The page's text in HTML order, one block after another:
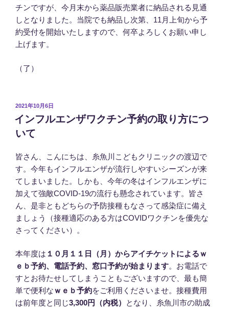
チンですが、今月末から薬品販売業者に納品される見通
しとなりました。当院でも納品し次第、11月上旬から予
約受付を開始いたしますので、何卒よろしくお願い申し
上げます。
（了）
投
日:
2021年10月6日
インフルエンザワクチン予約の取り方につ
いて
皆さん、こんにちは、糸魚川こどもクリニックの渡辺で
す。今年もインフルエンザが流行しやすいシーズンが来
てしまいました。しかも、今年の冬はインフルエンザに
加えて強敵COVID-19の流行も懸念されています。皆さ
ん、是非ともどちらの予防接種もなさって感染症に備え
ましょう（接種適応のある方はCOVIDワクチンを優先な
さってください）。
本年度は １０月１１日（月）からアイチケットによるｗ
ｅｂ予約、電話予約、窓口予約が始まります。お電話で
すとお待たせしてしまうこともございますので、最も簡
単で便利なｗｅｂ予約をご利用くださいませ。接種費用
は前年度と同じ3,300円（内税）
となり、糸魚川市の助成